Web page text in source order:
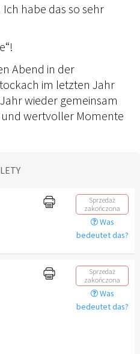
habe das so sehr
Abend in der
im letzten Jahr
wieder gemeinsam
wertvoller Momente
Sprzedaż
zakończona
Was
bedeutet das?
Sprzedaż
zakończona
Was
bedeutet das?